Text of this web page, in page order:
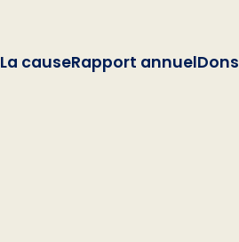
La causeRapport annuelDons